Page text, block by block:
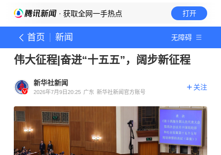
· 获取全网一手热点 打开
首页 新闻 无障碍
伟大征程|奋进“十五五”，阔步新征程
新华社新闻
2026年7月9日20:25 广东 新华社新闻官方账号
关注